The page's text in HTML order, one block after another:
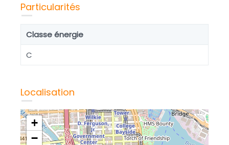
Particularités
Classe énergie
C
Localisation
+
−